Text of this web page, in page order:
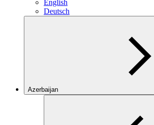
English
Deutsch
Azerbaijan